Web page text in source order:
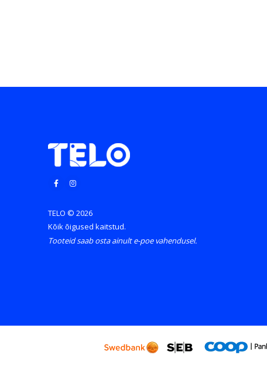
TELO © 2026
Kõik õigused kaitstud.
Tooteid saab osta ainult e-poe vahendusel.